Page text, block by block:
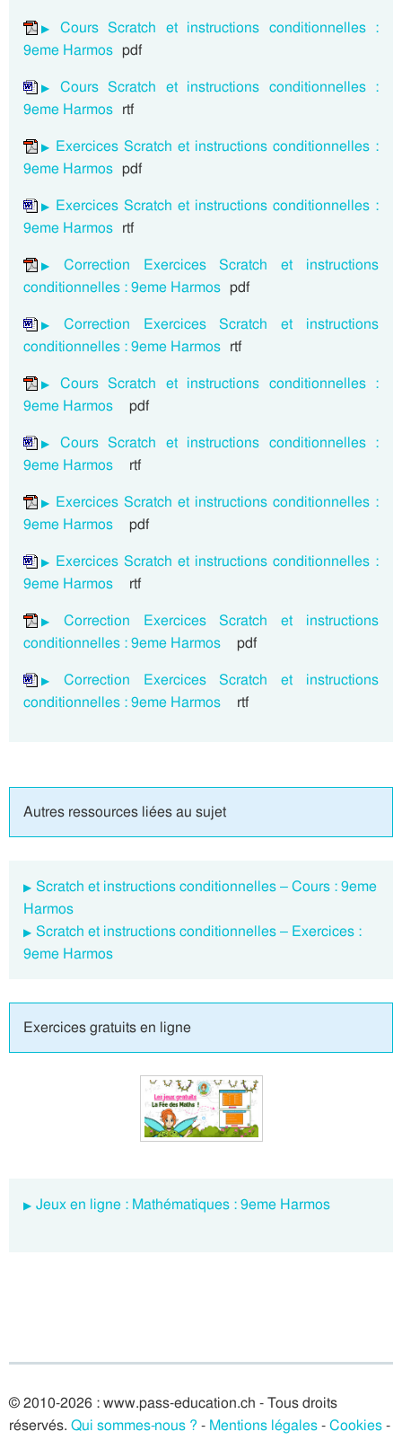
Cours Scratch et instructions conditionnelles :
9eme Harmos pdf
Cours Scratch et instructions conditionnelles :
9eme Harmos rtf
Exercices Scratch et instructions conditionnelles :
9eme Harmos pdf
Exercices Scratch et instructions conditionnelles :
9eme Harmos rtf
Correction Exercices Scratch et instructions
conditionnelles : 9eme Harmos pdf
Correction Exercices Scratch et instructions
conditionnelles : 9eme Harmos rtf
Cours Scratch et instructions conditionnelles :
9eme Harmos
pdf
Cours Scratch et instructions conditionnelles :
9eme Harmos
rtf
Exercices Scratch et instructions conditionnelles :
9eme Harmos
pdf
Exercices Scratch et instructions conditionnelles :
9eme Harmos
rtf
Correction Exercices Scratch et instructions
conditionnelles : 9eme Harmos
pdf
Correction Exercices Scratch et instructions
conditionnelles : 9eme Harmos
rtf
Autres ressources liées au sujet
Scratch et instructions conditionnelles – Cours : 9eme
Harmos
Scratch et instructions conditionnelles – Exercices :
9eme Harmos
Exercices gratuits en ligne
Jeux en ligne : Mathématiques : 9eme Harmos
© 2010-2026 : www.pass-education.ch - Tous droits
réservés. Qui sommes-nous ? - Mentions légales-Cookies-